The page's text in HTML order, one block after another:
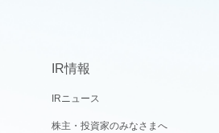
IR情報
IRニュース
株主・投資家のみなさまへ